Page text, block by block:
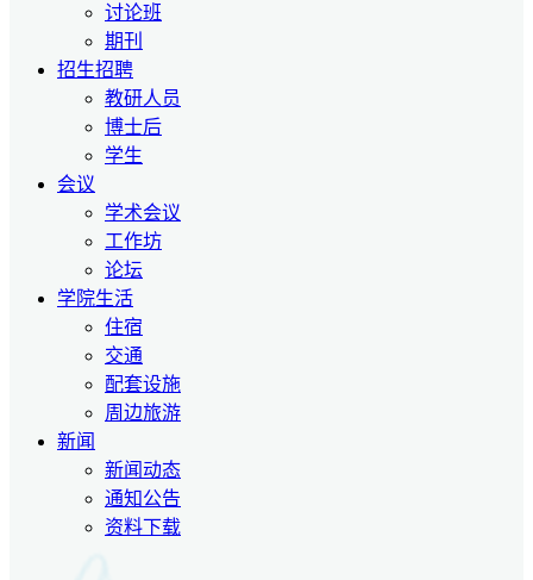
讨论班
期刊
招生招聘
教研人员
博士后
学生
会议
学术会议
工作坊
论坛
学院生活
住宿
交通
配套设施
周边旅游
新闻
新闻动态
通知公告
资料下载